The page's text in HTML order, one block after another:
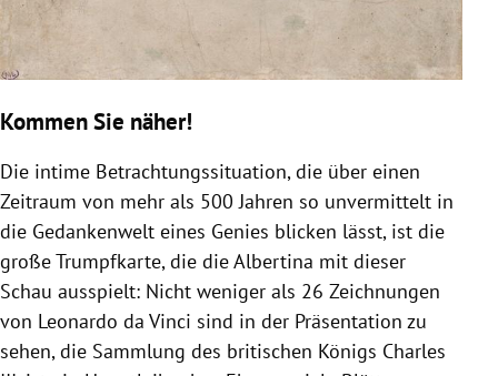
Kommen Sie näher!
Die intime Betrachtungssituation, die über einen
Zeitraum von mehr als 500 Jahren so unvermittelt in
die Gedankenwelt eines Genies blicken lässt, ist die
große Trumpfkarte, die die Albertina mit dieser
Schau ausspielt: Nicht weniger als 26 Zeichnungen
von Leonardo da Vinci sind in der Präsentation zu
sehen, die Sammlung des britischen Königs Charles